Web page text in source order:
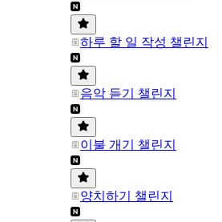
하루 할 일 작성 챌린지
음악 듣기 챌린지
이불 개기 챌린지
양치하기 챌린지